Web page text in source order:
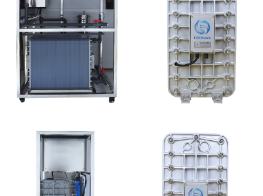
MK-TC500 EDI设备维
MK-TC50 EDI模块